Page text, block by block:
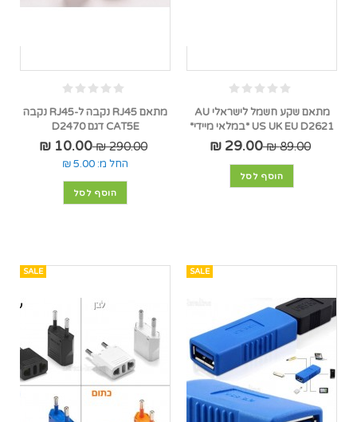
מתאם שקע חשמל לישראלי AU
US UK EU D2621 *במלאי מיידי*
89.00 ₪
29.00 ₪
הוסף לסל
מתאם RJ45 נקבה ל-RJ45 נקבה
CAT5E דגם D2470
290.00 ₪
10.00 ₪
החל מ: 5.00 ₪
הוסף לסל
SALE
SALE